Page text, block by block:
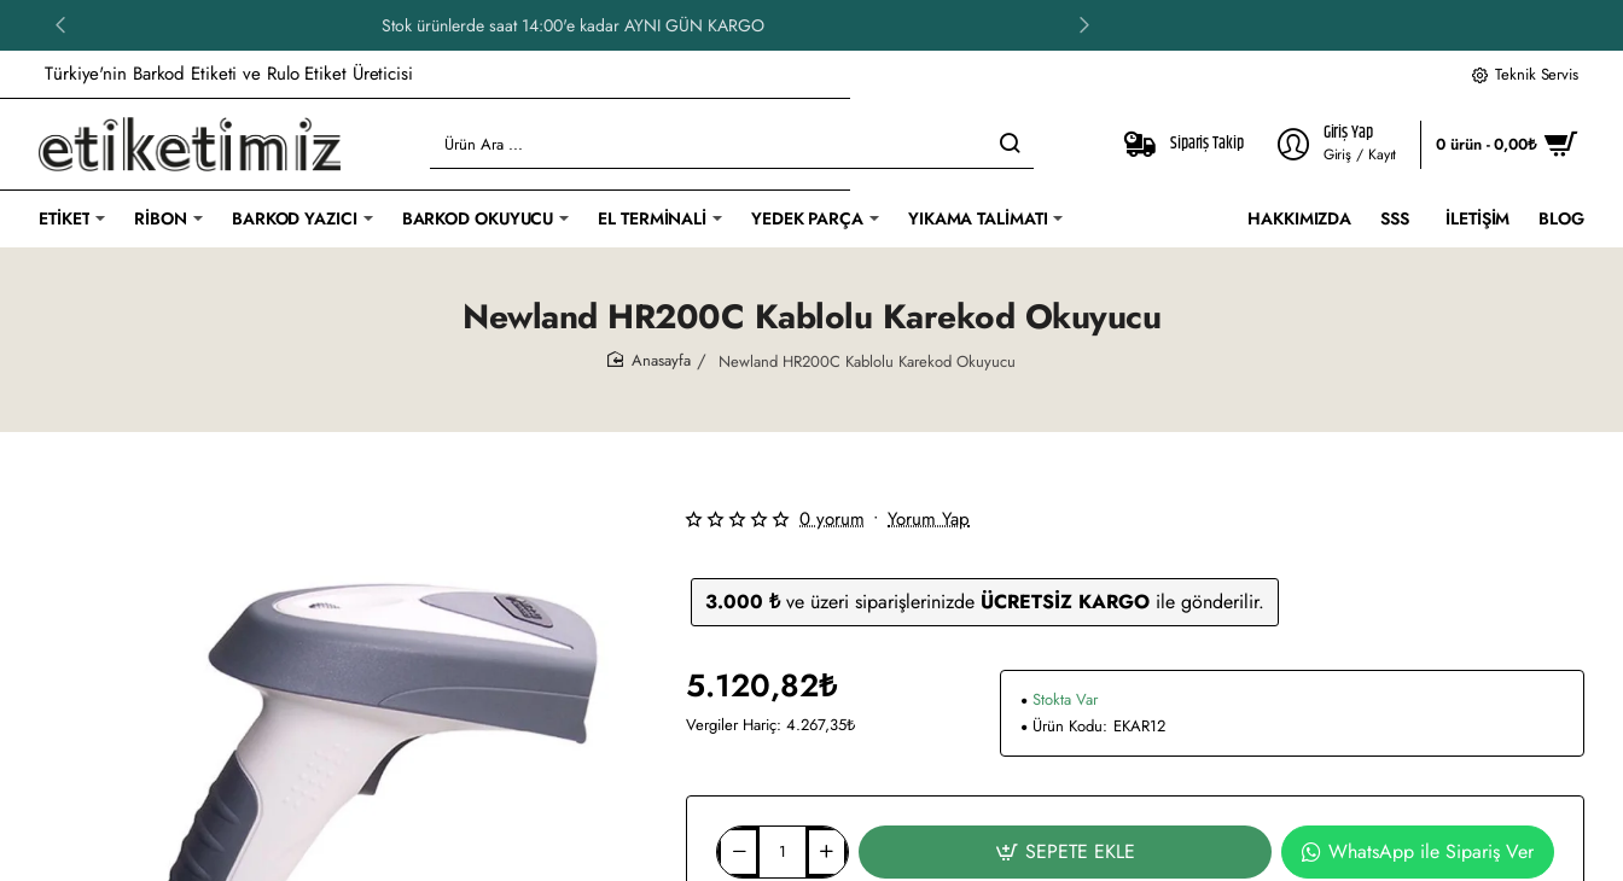
Stok ürünlerde saat 14:00'e kadar AYNI GÜN KARGO
Türkiye'nin Barkod Etiketi ve Rulo Etiket Üreticisi Teknik Servis
Ürün
Ara
...
Sipariş Takip Giriş Yap
Giriş / Kayıt 0 ürün - 0,00₺
ETIKET RIBON BARKOD YAZICI BARKOD OKUYUCU EL TERMINALI YEDEK PARÇA YIKAMA TALIMATI HAKKIMIZDA SSS İLETIŞIM BLOG
Newland HR200C Kablolu Karekod Okuyucu
Newland HR200C Kablolu Karekod Okuyucu
3.000 ₺ve üzeri siparişlerinizde ÜCRETSİZ KARGOile gönderilir.
0 yorum • Yorum Yap
5.120,82₺
Vergiler Hariç: 4.267,35₺
Stokta Var
Ürün Kodu: EKAR12
SEPETE EKLE WhatsApp ile Sipariş Ver